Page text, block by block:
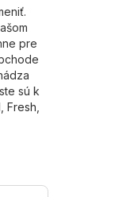
pre
sú k
Fresh